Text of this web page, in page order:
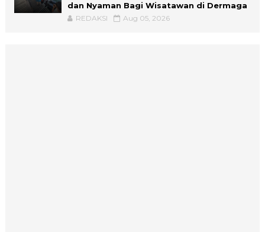
dan Nyaman Bagi Wisatawan di Dermaga
REDAKSI Aug 05, 2026